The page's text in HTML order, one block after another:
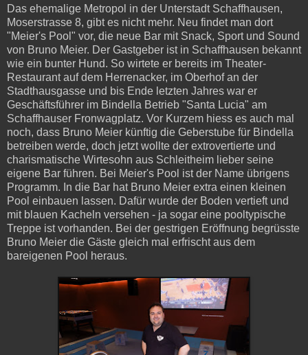
Das ehemalige Metropol in der Unterstadt Schaffhausen,
Moserstrasse 8, gibt es nicht mehr. Neu findet man dort
"Meier's Pool" vor, die neue Bar mit Snack, Sport und Sound
von Bruno Meier. Der Gastgeber ist in Schaffhausen bekannt
wie ein bunter Hund. So wirtete er bereits im Theater-
Restaurant auf dem Herrenacker, im Oberhof an der
Stadthausgasse und bis Ende letzten Jahres war er
Geschäftsführer im Bindella Betrieb "Santa Lucia" am
Schaffhauser Fronwagplatz. Vor Kurzem hiess es auch mal
noch, dass Bruno Meier künftig die Geberstube für Bindella
betreiben werde, doch jetzt wollte der extrovertierte und
charismatische Wirtesohn aus Schleitheim lieber seine
eigene Bar führen. Bei Meier's Pool ist der Name übrigens
Programm. In die Bar hat Bruno Meier extra einen kleinen
Pool einbauen lassen. Dafür wurde der Boden vertieft und
mit blauen Kacheln versehen - ja sogar eine pooltypische
Treppe ist vorhanden. Bei der gestrigen Eröffnung begrüsste
Bruno Meier die Gäste gleich mal erfrischt aus dem
bareigenen Pool heraus.